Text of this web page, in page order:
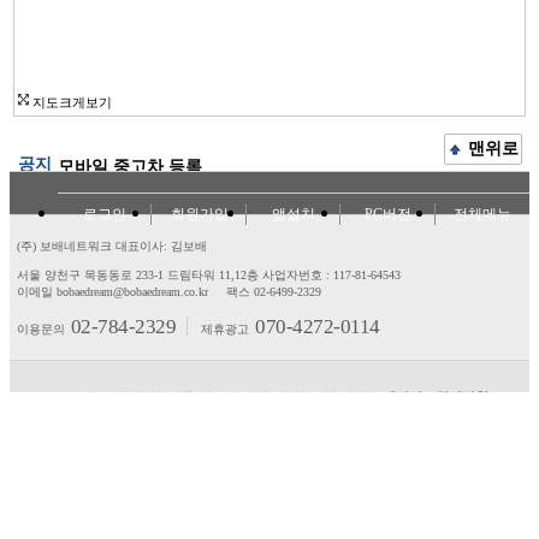
지도크게보기
공지 모바일 중고차 등록
맨위로
로그인 회원가입 앱설치 PC버전 전체메뉴
(주) 보배네트워크 대표이사: 김보배
서울 양천구 목동동로 233-1 드림타워 11,12층 사업자번호 : 117-81-64543
이메일 bobaedream@bobaedream.co.kr
팩스 02-6499-2329
이용문의 02-784-2329 제휴광고 070-4272-0114